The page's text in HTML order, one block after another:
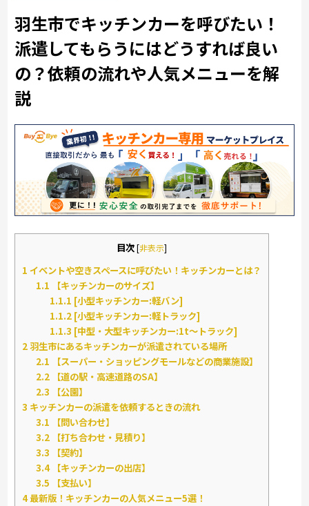
羽生市でキッチンカーを呼びたい！
派遣してもらうにはどうすれば良い
の？依頼の流れや人気メニューを解
説
目次[非表示]
1 イベントや空きスペースに呼びたい！キッチンカーとは？
1.1 【キッチンカーのサイズ】
1.1.1 [小型キッチンカー:軽バン]
1.1.2 [小型キッチンカー:軽トラック]
1.1.3 [中型・大型キッチンカー:1t～トラック]
2羽生市にあるキッチンカーが派遣されている場所
2.1 【スーパー・ショッピングモールなどの商業施設】
2.2 【道の駅・高速道路のSA】
2.3 【公園】
3 キッチンカーの派遣を依頼するときの流れ
3.1 【問い合わせ】
3.2 【打ち合わせ・見積り】
3.3 【契約】
3.4【キッチンカーの出店】
3.5 【支払い】
4最新版！キッチンカーの人気メニュー5選！